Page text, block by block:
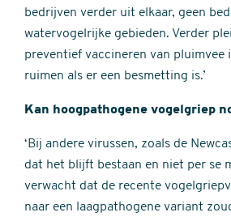
bedrijven verder uit elkaar, geen
watervogelrijke gebieden. Verder
preventief vaccineren van pluimvee
ruimen als er een besmetting is.’
Kan hoogpathogene vogelgriep
‘Bij andere virussen, zoals de
dat het blijft bestaan en niet per se
verwacht dat de recente
naar een laagpathogene variant